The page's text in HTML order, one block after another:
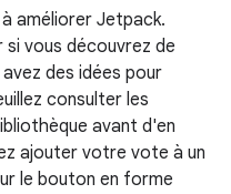
améliorer Jetpack.
vous découvrez de
des idées pour
consulter les
avant d'en
ajouter votre vote à un
le bouton en forme